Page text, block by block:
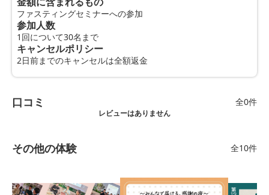
ファスティングセミナーへの参加
参加人数
1回について30名まで
キャンセルポリシー
2日前までのキャンセルは全額返金
口コミ 全0件
レビューはありません
その他の体験 全10件